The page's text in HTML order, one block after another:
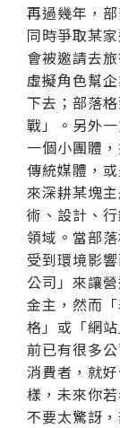
再過幾年，
同時爭取某
會被邀請去
虛擬角色幫
下去；部落
戰」。另外
一個小團體
傳統媒體，
來深耕某塊
術、設計、
領域。當部
受到環境影
公司」來讓
金主，然而
格」或「網
前已有很多
消費者，就
樣，未來你
不要太驚訝